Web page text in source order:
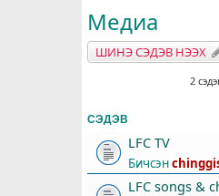
Медиа
ШИНЭ СЭДЭВ НЭЭХ
2
СЭДЭВ
LFC TV
Бичсэн
LFC songs &